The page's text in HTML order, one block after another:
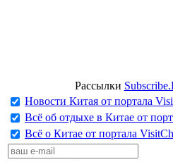
Рассылки
Новости Китая от портала
Всё об отдыхе в Китае от
Всё о Китае от портала